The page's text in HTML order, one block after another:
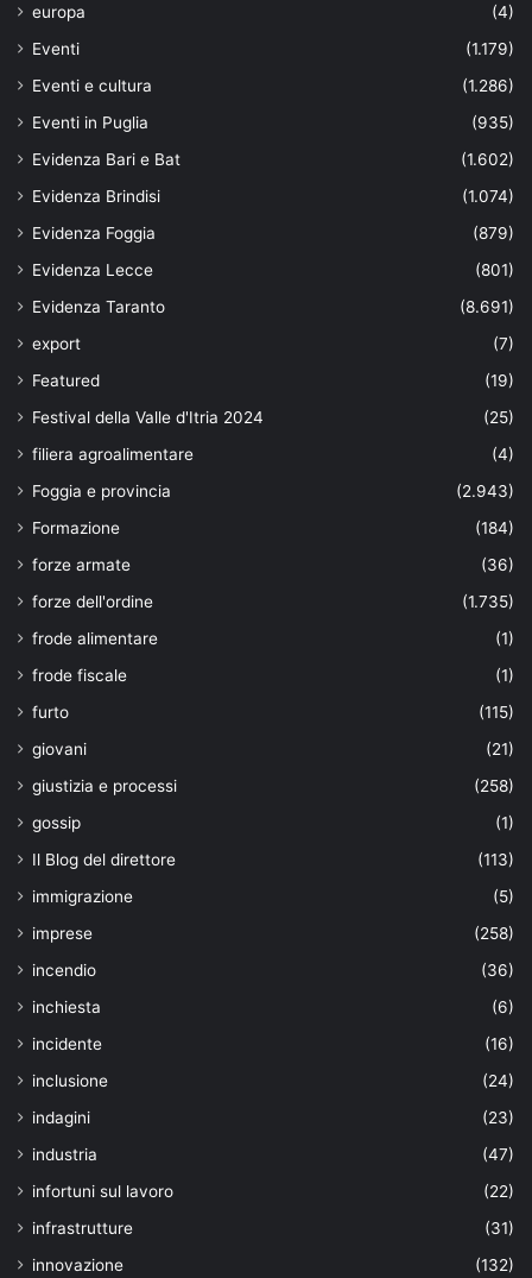
europa
(4)
Eventi
(1.179)
Eventi e cultura
(1.286)
Eventi in Puglia
(935)
Evidenza Bari e Bat
(1.602)
Evidenza Brindisi
(1.074)
Evidenza Foggia
(879)
Evidenza Lecce
(801)
Evidenza Taranto
(8.691)
export
(7)
Featured
(19)
Festival della Valle d'Itria 2024
(25)
filiera agroalimentare
(4)
Foggia e provincia
(2.943)
Formazione
(184)
forze armate
(36)
forze dell'ordine
(1.735)
frode alimentare
(1)
frode fiscale
(1)
furto
(115)
giovani
(21)
giustizia e processi
(258)
gossip
(1)
Il Blog del direttore
(113)
immigrazione
(5)
imprese
(258)
incendio
(36)
inchiesta
(6)
incidente
(16)
inclusione
(24)
indagini
(23)
industria
(47)
infortuni sul lavoro
(22)
infrastrutture
(31)
innovazione
(132)